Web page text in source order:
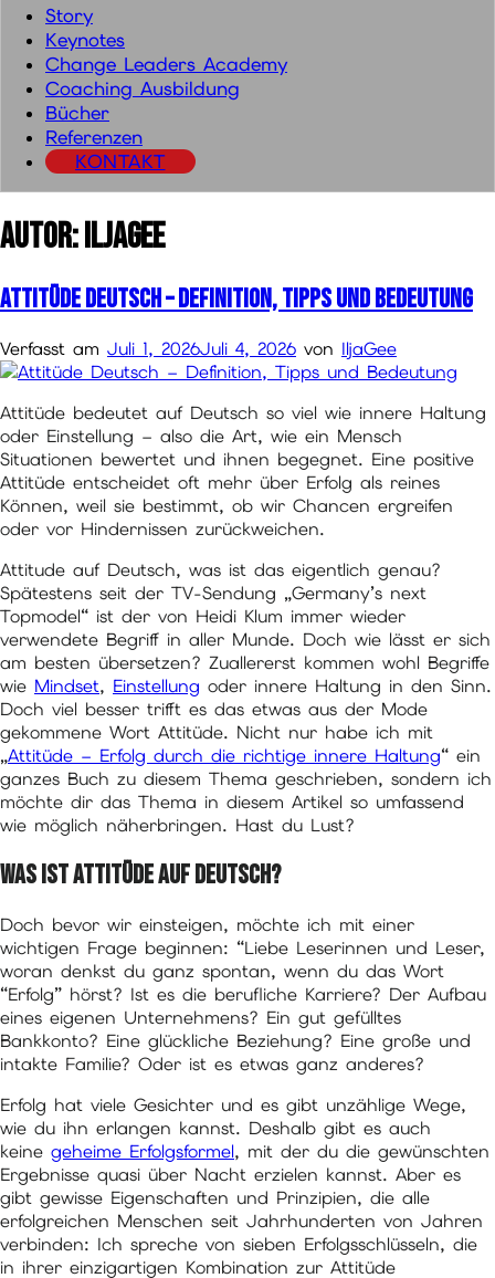
Story
Keynotes
Change Leaders Academy
Coaching Ausbildung
Bücher
Referenzen
KONTAKT
Autor:IljaGee
Attitüde Deutsch – Definition, Tipps und Bedeutung
Verfasst am Juli 1, 2026Juli 4, 2026 von IljaGee
Attitüde bedeutet auf Deutsch so viel wie innere Haltung
oder Einstellung – also die Art, wie ein Mensch
Situationen bewertet und ihnen begegnet. Eine positive
Attitüde entscheidet oft mehr über Erfolg als reines
Können, weil sie bestimmt, ob wir Chancen ergreifen
oder vor Hindernissen zurückweichen.
Attitude auf Deutsch, was ist das eigentlich genau?
Spätestens seit der TV-Sendung „Germany’s next
Topmodel“ ist der von Heidi Klum immer wieder
verwendete Begriff in aller Munde. Doch wie lässt er sich
am besten übersetzen? Zuallererst kommen wohl Begriffe
wie Mindset, Einstellung oder innere Haltung in den Sinn.
Doch viel besser trifft es das etwas aus der Mode
gekommene Wort Attitüde. Nicht nur habe ich mit
„Attitüde – Erfolg durch die richtige innere Haltung“ ein
ganzes Buch zu diesem Thema geschrieben, sondern ich
möchte dir das Thema in diesem Artikel so umfassend
wie möglich näherbringen. Hast du Lust?
Was ist Attitüde auf Deutsch?
Doch bevor wir einsteigen, möchte ich mit einer
wichtigen Frage beginnen: “Liebe Leserinnen und Leser,
woran denkst du ganz spontan, wenn du das Wort
“Erfolg” hörst? Ist es die berufliche Karriere? Der Aufbau
eines eigenen Unternehmens? Ein gut gefülltes
Bankkonto? Eine glückliche Beziehung? Eine große und
intakte Familie? Oder ist es etwas ganz anderes?
Erfolg hat viele Gesichter und es gibt unzählige Wege,
wie du ihn erlangen kannst. Deshalb gibt es auch
keine geheime Erfolgsformel, mit der du die gewünschten
Ergebnisse quasi über Nacht erzielen kannst. Aber es
gibt gewisse Eigenschaften und Prinzipien, die alle
erfolgreichen Menschen seit Jahrhunderten von Jahren
verbinden: Ich spreche von sieben Erfolgsschlüsseln, die
in ihrer einzigartigen Kombination zur Attitüde